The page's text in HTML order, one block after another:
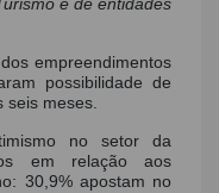
empreendimentos
possibilidade de
meses.
no setor da
em relação aos
30,9% apostam no